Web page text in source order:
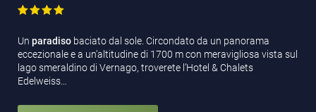
Un paradiso baciato dal sole. Circondato da un panorama
eccezionale e a un’altitudine di 1700 m con meravigliosa vista sul
lago smeraldino di Vernago, troverete l’Hotel & Chalets
Edelweiss…